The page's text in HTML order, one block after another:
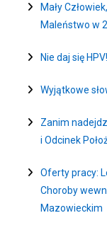
Mały
Maleństwo w
Nie daj się HPV!
Wyjątkowe
Zanim
i Odcinek
Oferty pracy:
Choroby
Mazowieckim